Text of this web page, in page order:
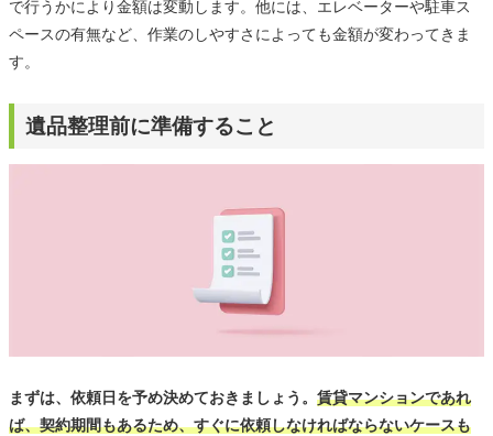
で行うかにより金額は変動します。他には、エレベーターや駐車ス
ペースの有無など、作業のしやすさによっても金額が変わってきま
す。
遺品整理前に準備すること
まずは、依頼日を予め決めておきましょう。 賃貸マンションであれ
ば、契約期間もあるため、すぐに依頼しなければならないケースも